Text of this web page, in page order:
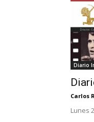
Diario
Carlos
Lunes